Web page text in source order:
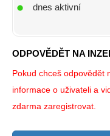
dnes aktivní
ODPOVĚDĚT NA
Pokud chceš odpovědět
informace o uživateli a
zdarma zaregistrovat.